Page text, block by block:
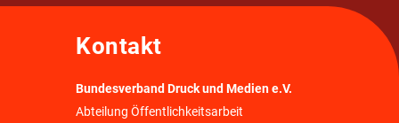
Kontakt
Bundesverband Druck und Medien e.V.
Abteilung Öffentlichkeitsarbeit